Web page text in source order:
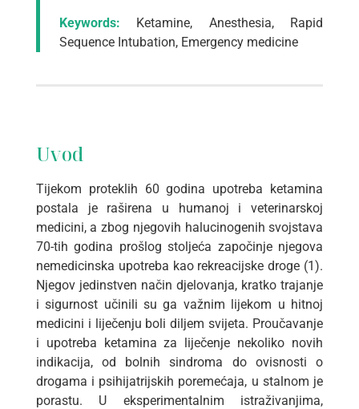
Keywords: Ketamine, Anesthesia, Rapid
Sequence Intubation, Emergency medicine
Uvod
Tijekom proteklih 60 godina upotreba ketamina
postala je raširena u humanoj i veterinarskoj
medicini, a zbog njegovih halucinogenih svojstava
70-tih godina prošlog stoljeća započinje njegova
nemedicinska upotreba kao rekreacijske droge (1).
Njegov jedinstven način djelovanja, kratko trajanje
i sigurnost učinili su ga važnim lijekom u hitnoj
medicini i liječenju boli diljem svijeta. Proučavanje
i upotreba ketamina za liječenje nekoliko novih
indikacija, od bolnih sindroma do ovisnosti o
drogama i psihijatrijskih poremećaja, u stalnom je
porastu. U eksperimentalnim istraživanjima,